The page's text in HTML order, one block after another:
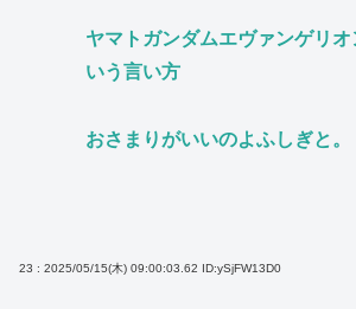
ヤマトガンダムエヴァンゲリ
いう言い方
おさまりがいいのよふしぎと。
23 : 2025/05/15(木) 09:00:03.62 ID:ySjFW13D0